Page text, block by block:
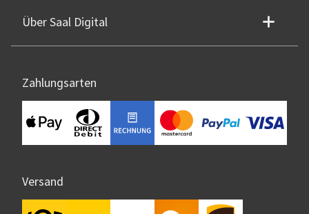
Über Saal Digital
Zahlungsarten
Versand